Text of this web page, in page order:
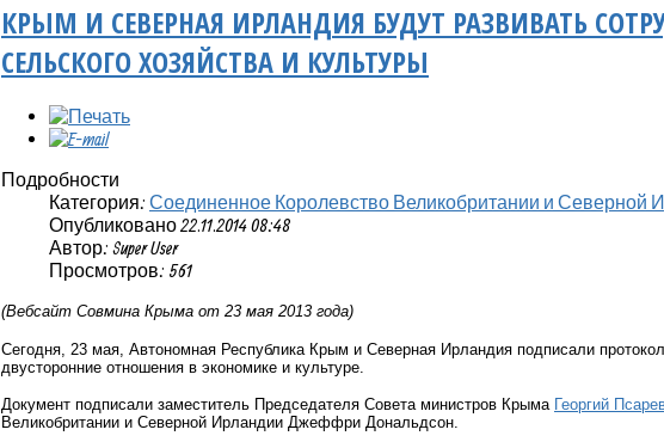
КРЫМ И СЕВЕРНАЯ ИРЛАНДИЯ БУДУТ РАЗВИВАТЬ
СЕЛЬСКОГО ХОЗЯЙСТВА И КУЛЬТУРЫ
Подробности
Категория: Соединенное Королевство Великобритании и Северной
Опубликовано 22.11.2014 08:48
Автор: Super User
Просмотров: 561
(Вебсайт Совмина Крыма от 23 мая 2013 года)
Сегодня, 23 мая, Автономная Республика Крым и Северная Ирландия подписали
двусторонние отношения в экономике и культуре.
Документ подписали заместитель Председателя Совета министров Крыма Георгий
Великобритании и Северной Ирландии Джеффри Дональдсон.